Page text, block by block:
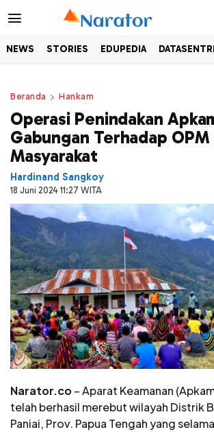
NEWS STORIES EDUPEDIA
Beranda Hankam
Operasi Penindakan
Gabungan Terhadap
Masyarakat
Hardinand Sangkoy
18 Juni 2024 11:27 WITA
Narator.co– Aparat Keamanan
telah berhasil merebut wilayah Distrik
Paniai, Prov. Papua Tengah yang